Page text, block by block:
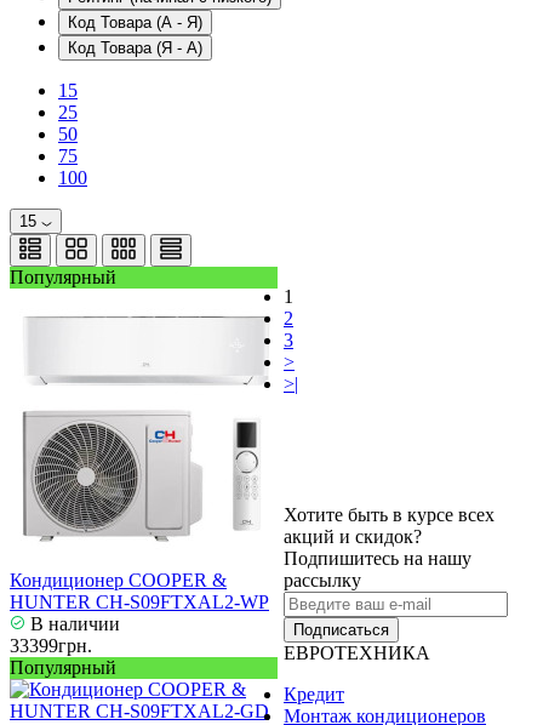
Код Товара (А - Я)
Код Товара (Я - А)
15
25
50
75
100
15
Популярный
Кондиционер COOPER &
HUNTER CH-S09FTXAL2-WP
В наличии
33399грн.
Популярный
1
2
3
>
>|
Хотите быть в курсе всех
акций и скидок?
Подпишитесь на нашу
рассылку
Подписаться
ЕВРОТЕХНИКА
Кредит
Монтаж кондиционеров